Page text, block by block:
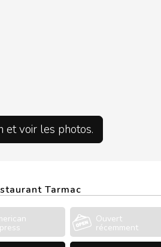
et voir les photos.
Tarmac
Ouvert
récemment